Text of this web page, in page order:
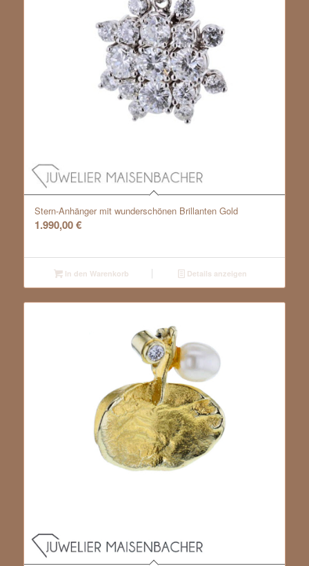
Stern-Anhänger mit wunderschönen Brillanten Gold
1.990,00€
In den Warenkorb Details anzeigen